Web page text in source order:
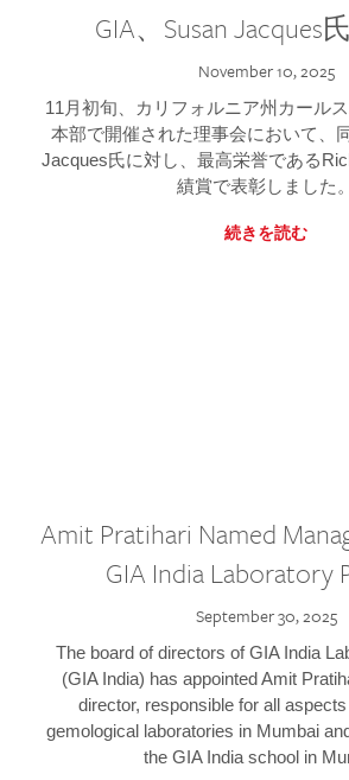
GIA、Susan Jacques
November 10, 2025
11月初旬、カリフォルニア州カール
本部で開催された理事会において、
Jacques氏に対し、最高栄誉である
績賞で表彰しました。
続きを読む
Amit Pratihari Named
GIA India Laboratory
September 30, 2025
The board of directors of GIA India
(GIA India) has appointed Amit
director, responsible for all aspects
gemological laboratories in Mumbai
the GIA India school in